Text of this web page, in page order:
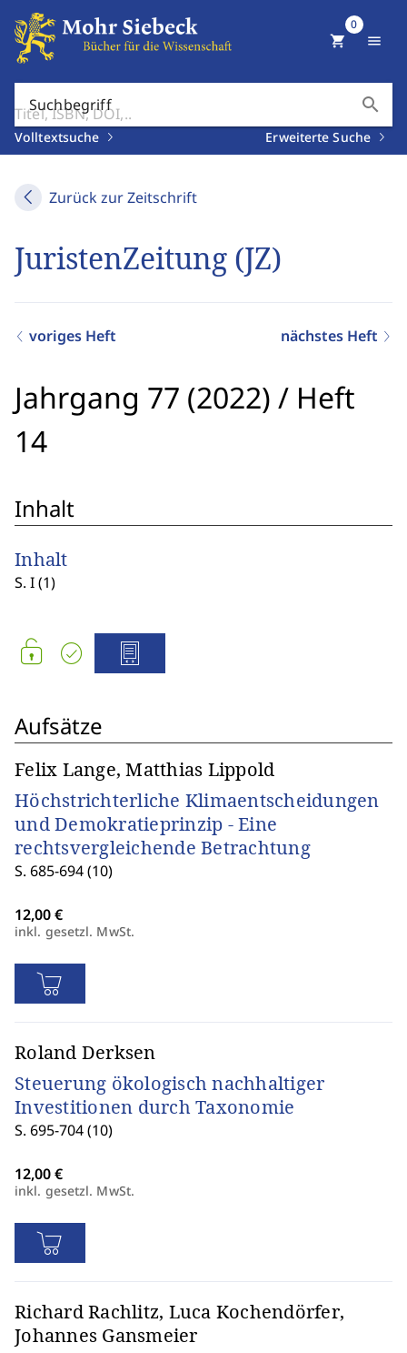
Suchbegriff search
Volltextsuche Erweiterte Suche
shopping_cart
0
menu
Zurück zur Zeitschrift
JuristenZeitung (JZ)
voriges Heft nächstes Heft
Jahrgang 77 (2022) / Heft
14
Inhalt
Inhalt
S. I (1)
Aufsätze
Felix Lange, Matthias Lippold
Höchstrichterliche Klimaentscheidungen
und Demokratieprinzip - Eine
rechtsvergleichende Betrachtung
S. 685-694 (10)
inkl. gesetzl. MwSt.
Roland Derksen
Steuerung ökologisch nachhaltiger
Investitionen durch Taxonomie
S. 695-704 (10)
inkl. gesetzl. MwSt.
Richard Rachlitz, Luca Kochendörfer,
Johannes Gansmeier